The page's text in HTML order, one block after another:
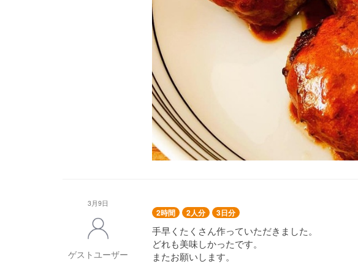
3月9日
ゲストユーザー
2時間 2人分 3日分
手早くたくさん作っていただきました。
どれも美味しかったです。
またお願いします。